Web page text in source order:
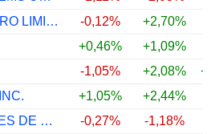
LARSEN & TOUBRO LIMITED
-0,12% +2,70%
+0,46% +1,09%
-1,05% +2,08%
+1,05% +2,44%
ACS, ACTIVIDADES DE CONSTRUCCIÓN Y SERVICIOS, S.A.
-0,27% -1,18%